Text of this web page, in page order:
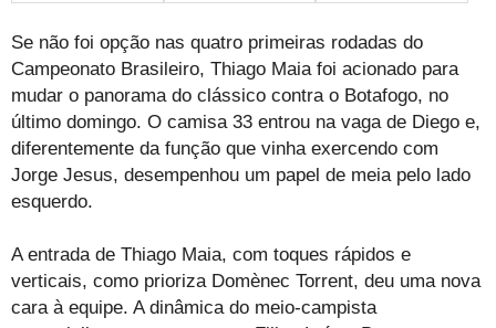
Se não foi opção nas quatro primeiras rodadas do
Campeonato Brasileiro, Thiago Maia foi acionado para
mudar o panorama do clássico contra o Botafogo, no
último domingo. O camisa 33 entrou na vaga de Diego e,
diferentemente da função que vinha exercendo com
Jorge Jesus, desempenhou um papel de meia pelo lado
esquerdo.
A entrada de Thiago Maia, com toques rápidos e
verticais, como prioriza Domènec Torrent, deu uma nova
cara à equipe. A dinâmica do meio-campista